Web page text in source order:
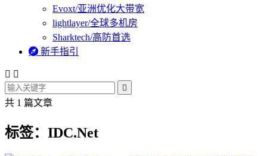
Evoxt/亚洲优化大带宽
lightlayer/全球多机房
Sharktech/高防首选
 新手指引
 

共 1 篇文章
标签：IDC.Net